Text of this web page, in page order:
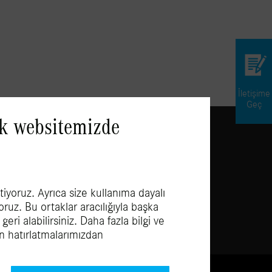
İletişime
Geç
websitemizde
Ayrıca size kullanıma dayalı
Bu ortaklar aracılığıyla başka
alabilirsiniz. Daha fazla bilgi ve